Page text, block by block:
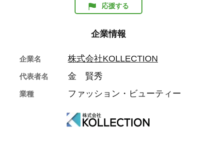
応援する
企業情報
企業名 株式会社KOLLECTION
代表者名 金 賢秀
業種 ファッション・ビューティー